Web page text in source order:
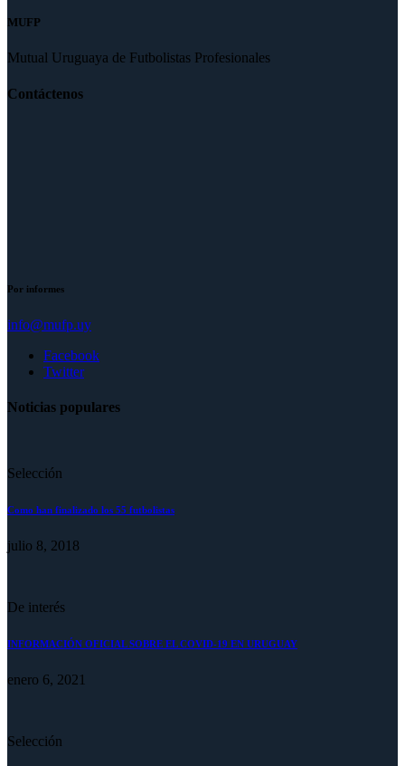
MUFP
Mutual Uruguaya de Futbolistas Profesionales
Contáctenos
Por informes
info@mufp.uy
Facebook
Twitter
Noticias populares
Selección
Como han finalizado los 55 futbolistas
julio 8, 2018
De interés
INFORMACIÓN OFICIAL SOBRE EL COVID-19 EN URUGUAY
enero 6, 2021
Selección